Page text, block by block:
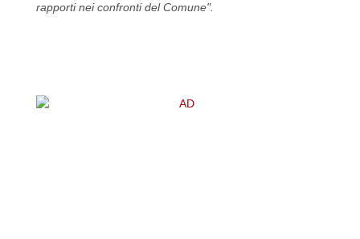
rapporti nei confronti del Comune".